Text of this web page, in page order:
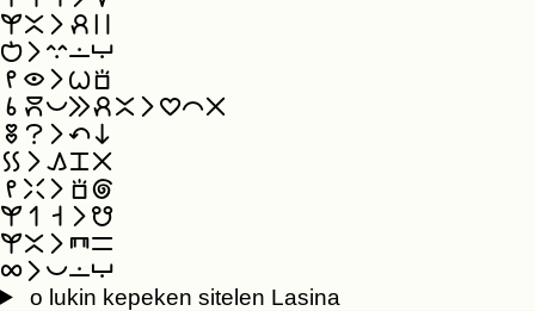
󱤗󱤆󱤧󱥉󱥮
󱤚󱤧󱥦󱤬󱤅
󱤴󱤮󱤧󱥷󱥡
󱥞󱤶󱥔󱤉󱥉󱤆󱤧󱥎󱤍󱤂
󱥅󱥙󱤧󱥧󱥁
󱤝󱤧󱤖󱥐󱤂
󱤴󱥶󱤧󱥡󱤾
󱤗󱥳󱥨󱤧󱤻
󱤗󱤆󱤧󱥘󱥖
󱤄󱤧󱥔󱤬󱤅
o lukin kepeken sitelen Lasina